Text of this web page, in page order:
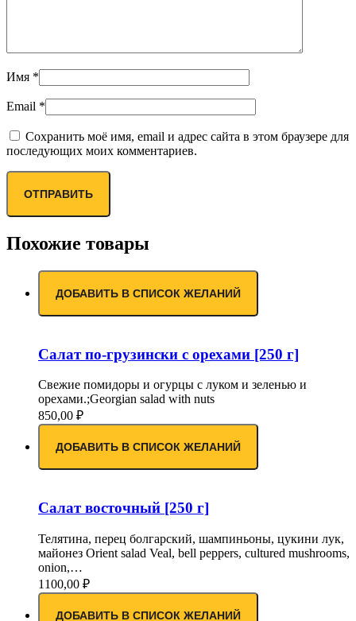
Имя *
Email *
Сохранить моё имя, email и адрес сайта в этом браузере для
последующих моих комментариев.
Похожие товары
ДОБАВИТЬ В СПИСОК ЖЕЛАНИЙ
Салат по-грузински с орехами [250 г]
Свежие помидоры и огурцы с луком и зеленью и
орехами.;Georgian salad with nuts
850,00 ₽
ДОБАВИТЬ В СПИСОК ЖЕЛАНИЙ
Салат восточный [250 г]
Телятина, перец болгарский, шампиньоны, цукини лук,
майонез Orient salad Veal, bell peppers, cultured mushrooms,
onion,…
1100,00 ₽
ДОБАВИТЬ В СПИСОК ЖЕЛАНИЙ